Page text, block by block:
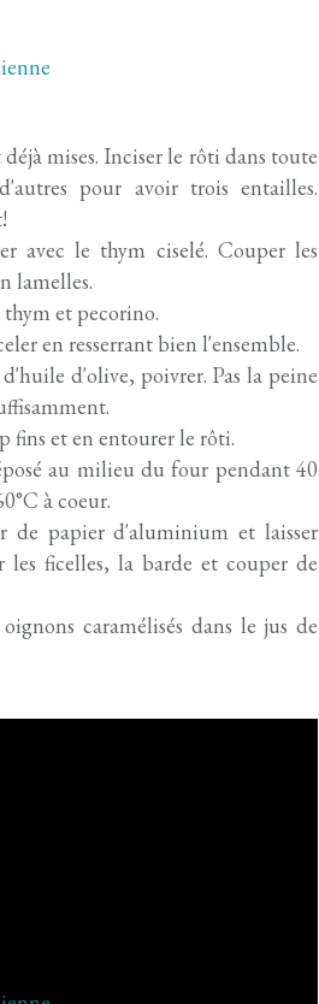
mises. Inciser le rôti dans toute
pour avoir trois entailles.
avec le thym ciselé. Couper les
lamelles.
et pecorino.
en resserrant bien l'ensemble.
d'olive, poivrer. Pas la peine
fins et en entourer le rôti.
au milieu du four pendant 40
à coeur.
papier d'aluminium et laisser
les ficelles, la barde et couper de
caramélisés dans le jus de